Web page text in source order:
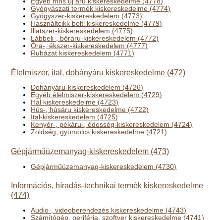
Gyógyászati termék kiskereskedelme (4774)
Gyógyszer-kiskereskedelem (4773)
Használtcikk bolti kiskereskedelme (4779)
Illatszer-kiskereskedelem (4775)
Lábbeli-, bőráru-kiskereskedelem (4772)
Óra-, ékszer-kiskereskedelem (4777)
Ruházat kiskereskedelem (4771)
Élelmiszer, ital, dohányáru kiskereskedelme (472)
Dohányáru-kiskereskedelem (4726)
Egyéb élelmiszer-kiskereskedelem (4729)
Hal kiskereskedelme (4723)
Hús-, húsáru kiskereskedelme (4722)
Ital-kiskereskedelem (4725)
Kenyér-, pékáru-, édesség-kiskereskedelem (4724)
Zöldség, gyümölcs kiskereskedelme (4721)
Gépjárműüzemanyag-kiskereskedelem (473)
Gépjárműüzemanyag-kiskereskedelem (4730)
Információs, híradás-technikai termék kiskereskedelme
(474)
Audio-, videoberendezés kiskereskedelme (4743)
Számítógép, periféria, szoftver kiskereskedelme (4741)